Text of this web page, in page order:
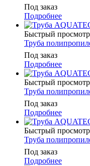
Под заказ
Подробнее
Быстрый просмотр
Труба
Под заказ
Подробнее
Быстрый просмотр
Труба
Под заказ
Подробнее
Быстрый просмотр
Труба
Под заказ
Подробнее